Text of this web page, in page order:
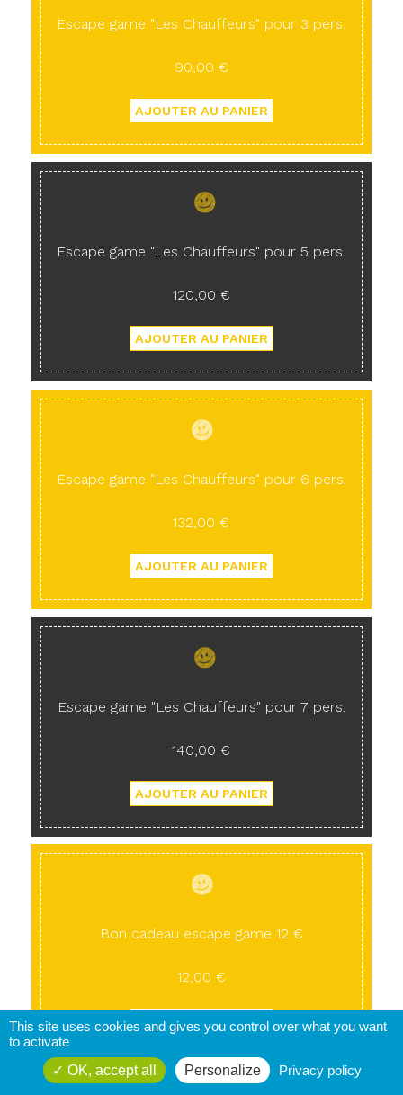
Escape game "Les Chauffeurs" pour 3 pers.
90,00 €
Escape game "Les Chauffeurs" pour 5 pers.
120,00 €
Escape game "Les Chauffeurs" pour 6 pers.
132,00 €
Escape game "Les Chauffeurs" pour 7 pers.
140,00 €
Bon cadeau escape game 12 €
12,00 €
This site uses cookies and gives you control over what you want
to activate
OK, accept all
Personalize Privacy policy